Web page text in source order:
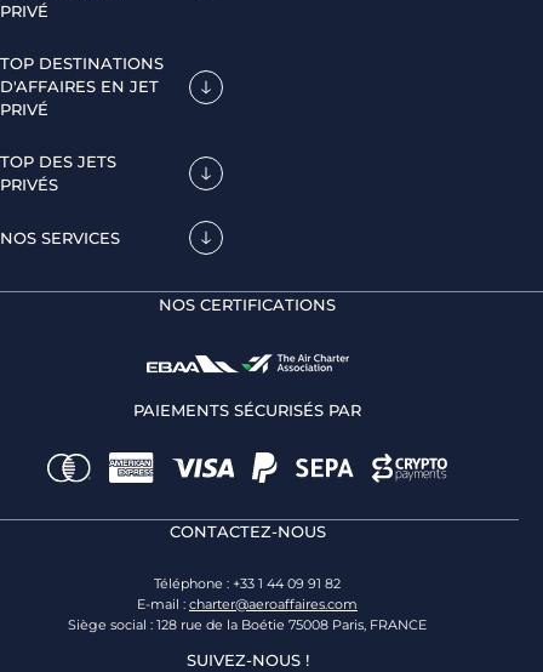
PRIVÉ
TOP DESTINATIONS
D'AFFAIRES EN JET
PRIVÉ
TOP DES JETS
PRIVÉS
NOS SERVICES
NOS CERTIFICATIONS
PAIEMENTS SÉCURISÉS PAR
CONTACTEZ-NOUS
Téléphone : +33 1 44 09 91 82
E-mail : charter@aeroaffaires.com
Siège social : 128 rue de la Boétie 75008 Paris, FRANCE
SUIVEZ-NOUS !